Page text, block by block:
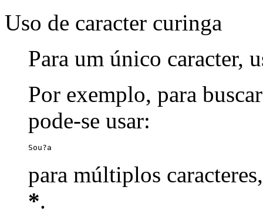
Uso de caracter curinga
Para um único caracter,
Por exemplo, para
pode-se usar:
Sou?a
para múltiplos
*.